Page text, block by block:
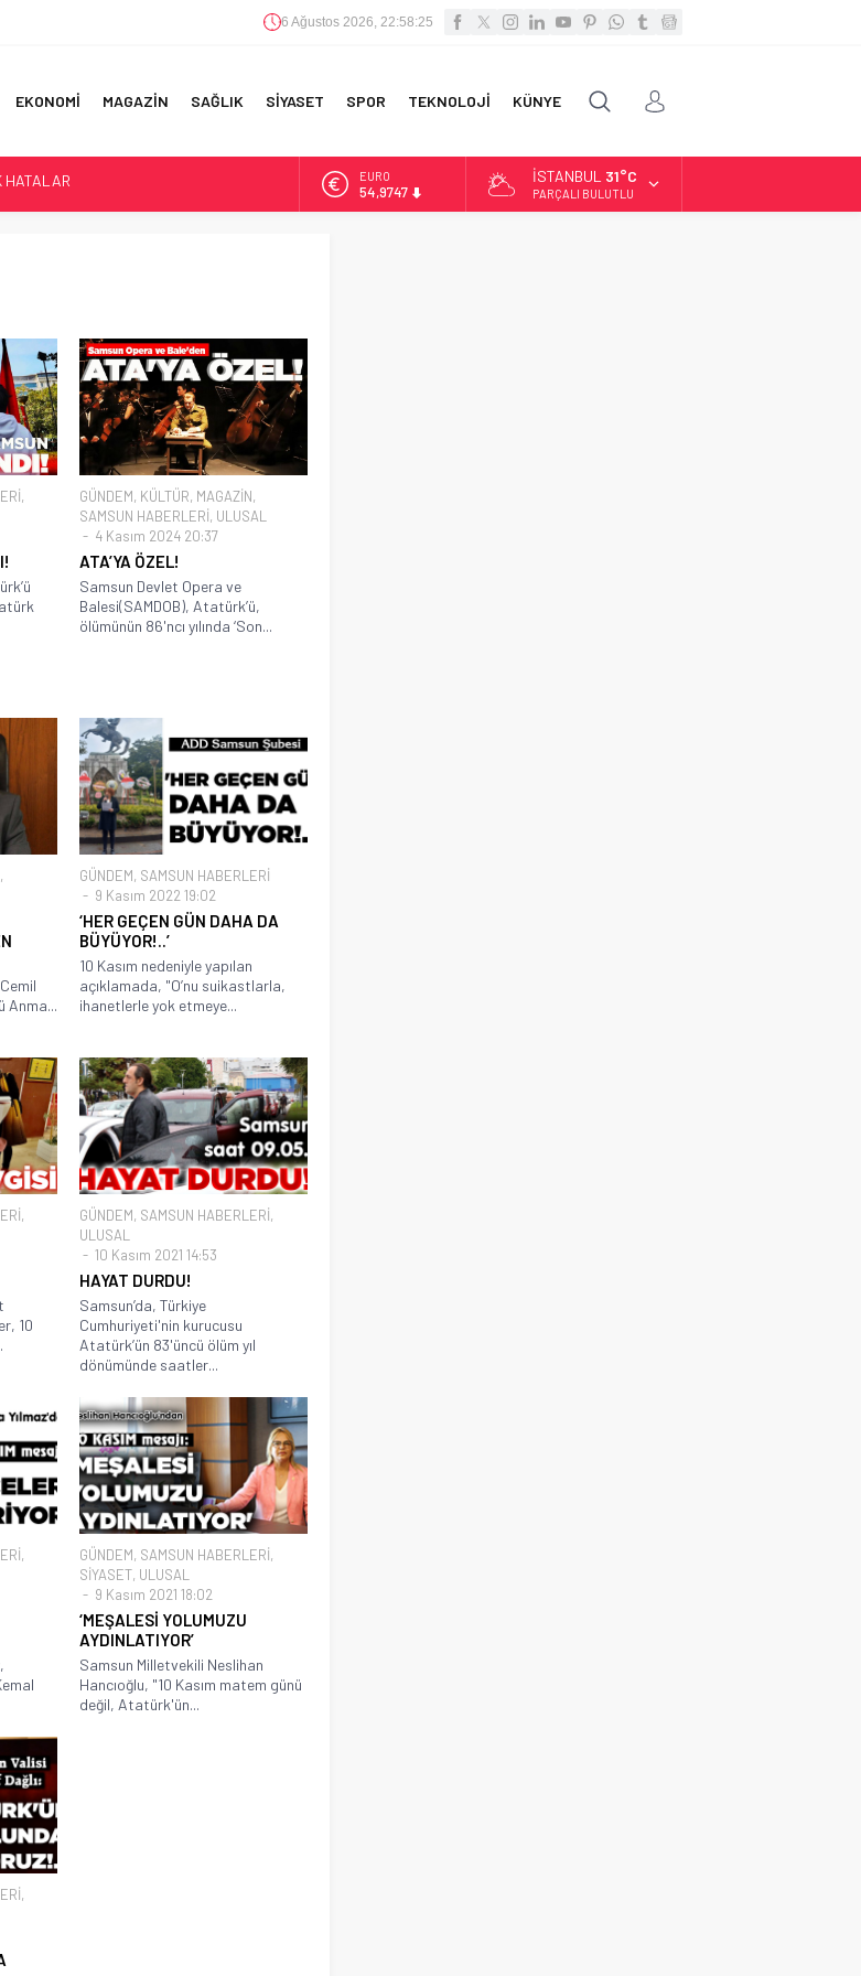
6 Ağustos 2026, 22:58:25
EKONOMİ MAGAZİN SAĞLIK SİYASET SPOR TEKNOLOJİ KÜNYE
EURO
54,9747
İSTANBUL 31°C
PARÇALI BULUTLU
,
GÜNDEM, KÜLTÜR, MAGAZİN,
SAMSUN HABERLERİ, ULUSAL
4 Kasım 2024 20:37
ATA’YA ÖZEL!
Samsun Devlet Opera ve
Balesi(SAMDOB), Atatürk’ü,
ölümünün 86'ncı yılında ‘Son...
,
Anma...
GÜNDEM, SAMSUN HABERLERİ
9 Kasım 2022 19:02
‘HER GEÇEN GÜN DAHA DA
BÜYÜYOR!..’
10 Kasım nedeniyle yapılan
açıklamada, "O’nu suikastlarla,
ihanetlerle yok etmeye...
,
10
GÜNDEM, SAMSUN HABERLERİ,
ULUSAL
10 Kasım 2021 14:53
HAYAT DURDU!
Samsun’da, Türkiye
Cumhuriyeti'nin kurucusu
Atatürk’ün 83'üncü ölüm yıl
dönümünde saatler...
,
GÜNDEM, SAMSUN HABERLERİ,
SİYASET, ULUSAL
9 Kasım 2021 18:02
‘MEŞALESİ YOLUMUZU
AYDINLATIYOR’
Samsun Milletvekili Neslihan
Hancıoğlu, "10 Kasım matem günü
değil, Atatürk'ün...
,